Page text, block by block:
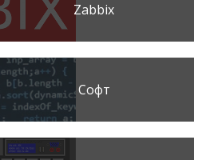
Zabbix
Софт